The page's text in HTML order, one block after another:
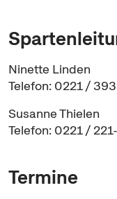
Ninette Linden
Telefon: 0221 /
Susanne Thielen
Telefon: 0221 /
Termine